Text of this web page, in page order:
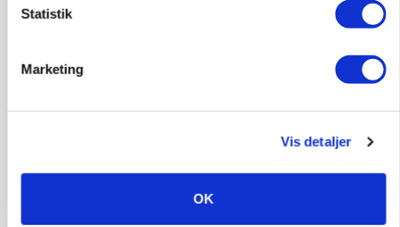
Statistik
Marketing
Vis detaljer
OK